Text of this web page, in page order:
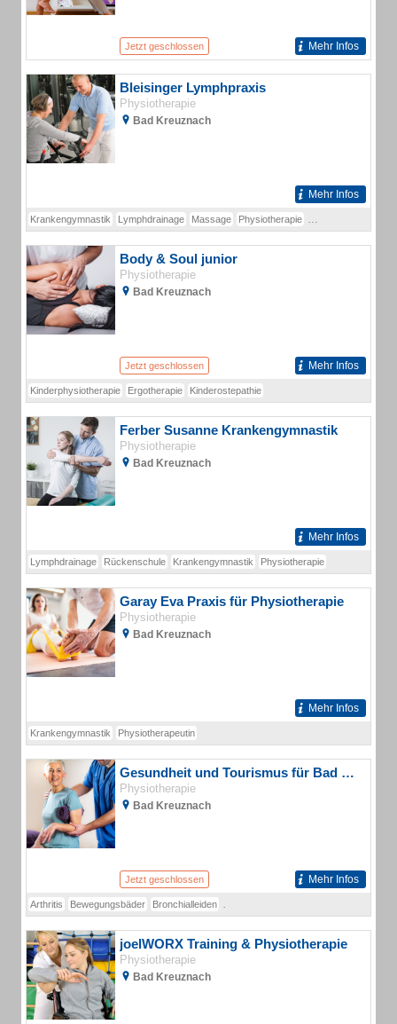
Jetzt geschlossen Mehr Infos
Bleisinger Lymphpraxis
Physiotherapie
Bad Kreuznach
Mehr Infos
Krankengymnastik Lymphdrainage Massage Physiotherapie
Body & Soul junior
Physiotherapie
Bad Kreuznach
Jetzt geschlossen Mehr Infos
Kinderphysiotherapie Ergotherapie Kinderostepathie
Ferber Susanne Krankengymnastik
Physiotherapie
Bad Kreuznach
Mehr Infos
Lymphdrainage Rückenschule Krankengymnastik Physiotherapie
Garay Eva Praxis für Physiotherapie
Physiotherapie
Bad Kreuznach
Mehr Infos
Krankengymnastik Physiotherapeutin
Gesundheit und Tourismus für Bad Kreuznach GmbH Physiotherapie
Physiotherapie
Bad Kreuznach
Jetzt geschlossen Mehr Infos
Arthritis Bewegungsbäder Bronchialleiden
joelWORX Training & Physiotherapie
Physiotherapie
Bad Kreuznach